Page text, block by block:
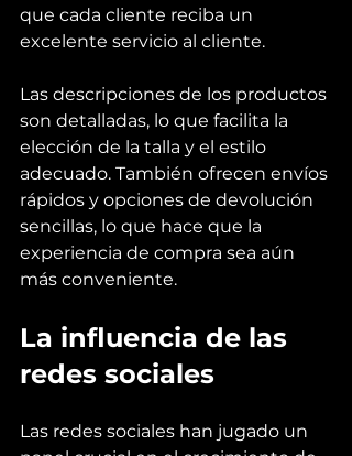
que cada cliente reciba un
excelente servicio al cliente.
Las descripciones de los productos
son detalladas, lo que facilita la
elección de la talla y el estilo
adecuado. También ofrecen envíos
rápidos y opciones de devolución
sencillas, lo que hace que la
experiencia de compra sea aún
más conveniente.
La influencia de las
redes sociales
Las redes sociales han jugado un